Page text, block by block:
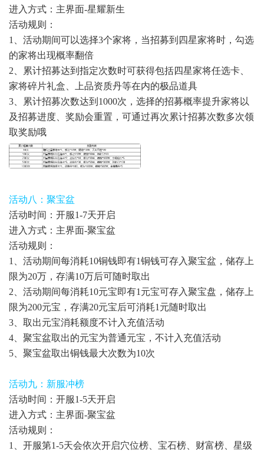
进入方式：主界面-星耀新生
活动规则：
1、活动期间可以选择3个家将，当招募到四星家将时，勾选
的家将出现概率翻倍
2、累计招募达到指定次数时可获得包括四星家将任选卡、
家将碎片礼盒、上品资质丹等在内的极品道具
3、累计招募次数达到1000次，选择的招募概率提升家将以
及招募进度、奖励会重置，可通过再次累计招募次数多次领
取奖励哦
活动八：聚宝盆
活动时间：开服1-7天开启
进入方式：主界面-聚宝盆
活动规则：
1、活动期间每消耗10铜钱即有1铜钱可存入聚宝盆，储存上
限为20万，存满10万后可随时取出
2、活动期间每消耗10元宝即有1元宝可存入聚宝盘，储存上
限为200元宝，存满20元宝后可消耗1元随时取出
3、取出元宝消耗额度不计入充值活动
4、聚宝盆取出的元宝为普通元宝，不计入充值活动
5、聚宝盆取出铜钱最大次数为10次
活动九：新服冲榜
活动时间：开服1-5天开启
进入方式：主界面-聚宝盆
活动规则：
1、开服第1-5天会依次开启穴位榜、宝石榜、财富榜、星级